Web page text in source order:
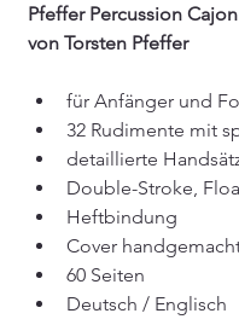
Pfeffer Percussion
von Torsten Pfeffer
für Anfänger und
32 Rudimente mit
detaillierte
Double-Stroke,
Heftbindung
Cover
60 Seiten
Deutsch / Englisch